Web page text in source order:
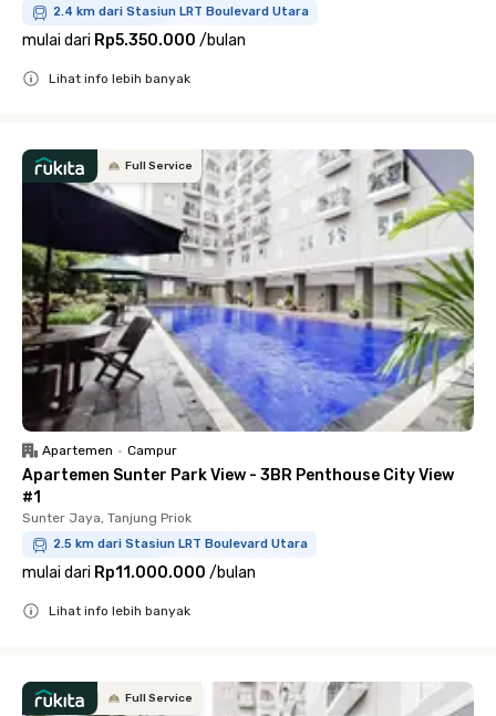
2.4 km dari Stasiun LRT Boulevard Utara
mulai dari Rp5.350.000 /bulan
Lihat info lebih banyak
Full Service
Apartemen • Campur
Apartemen Sunter Park View - 3BR Penthouse City View
#1
Sunter Jaya, Tanjung Priok
2.5 km dari Stasiun LRT Boulevard Utara
mulai dari Rp11.000.000 /bulan
Lihat info lebih banyak
Full Service